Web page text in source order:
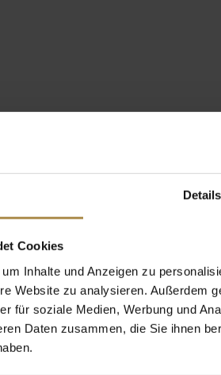
Details
Cookies
Inhalte und Anzeigen zu
Website zu analysieren. Außerdem
für soziale Medien, Werbung und
Daten zusammen, die Sie ihnen